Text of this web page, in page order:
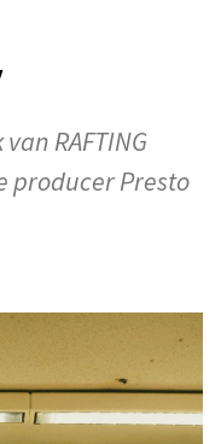
RAFTING
producer Presto